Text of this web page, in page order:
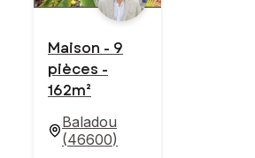
Maison - 9
pièces -
162m²
Baladou
(46600)